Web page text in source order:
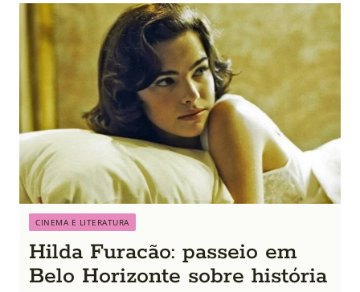
CINEMA E LITERATURA
Hilda Furacão: passeio em
Belo Horizonte sobre história